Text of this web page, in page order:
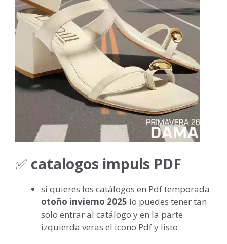
✅ catalogos impuls PDF
si quieres los catálogos en Pdf temporada
otoño invierno 2025 lo puedes tener tan
solo entrar al catálogo y en la parte
izquierda veras el icono Pdf y listo